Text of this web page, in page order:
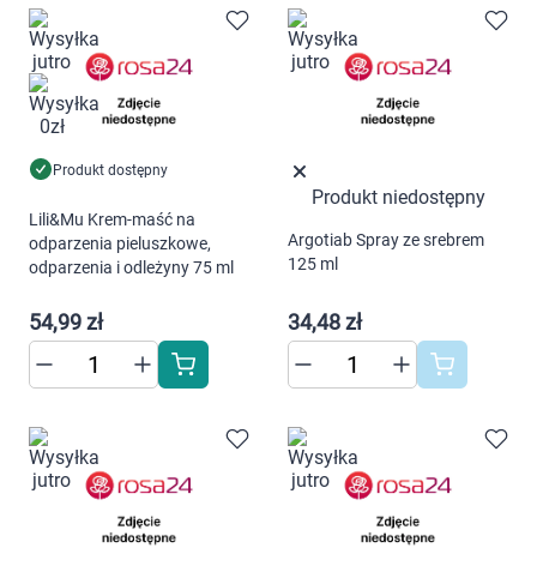
Produkt dostępny
Lili&Mu Krem-maść na
odparzenia pieluszkowe,
odparzenia i odleżyny 75 ml
54,99 zł
Produkt niedostępny
Argotiab Spray ze srebrem
125 ml
34,48 zł